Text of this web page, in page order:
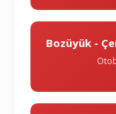
Bozüyük -